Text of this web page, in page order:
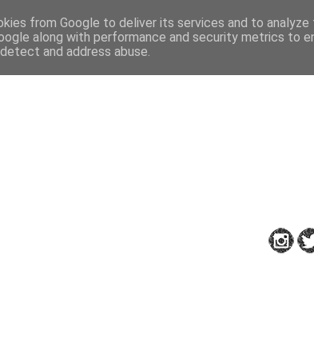
from Google to deliver its services and to analyze
along with performance and security metrics to
and address abuse.